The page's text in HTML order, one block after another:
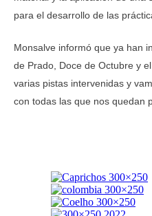
para el desarrollo de las
Monsalve informó que ya han
de Prado, Doce de Octubre y
varias pistas intervenidas y
con todas las que nos quedan